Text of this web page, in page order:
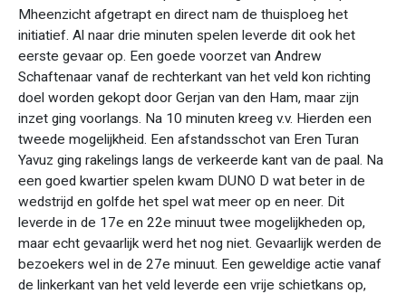
Mheenzicht afgetrapt en direct nam de thuisploeg het
initiatief. Al naar drie minuten spelen leverde dit ook het
eerste gevaar op. Een goede voorzet van Andrew
Schaftenaar vanaf de rechterkant van het veld kon richting
doel worden gekopt door Gerjan van den Ham, maar zijn
inzet ging voorlangs. Na 10 minuten kreeg v.v. Hierden een
tweede mogelijkheid. Een afstandsschot van Eren Turan
Yavuz ging rakelings langs de verkeerde kant van de paal. Na
een goed kwartier spelen kwam DUNO D wat beter in de
wedstrijd en golfde het spel wat meer op en neer. Dit
leverde in de 17e en 22e minuut twee mogelijkheden op,
maar echt gevaarlijk werd het nog niet. Gevaarlijk werden de
bezoekers wel in de 27e minuut. Een geweldige actie vanaf
de linkerkant van het veld leverde een vrije schietkans op,